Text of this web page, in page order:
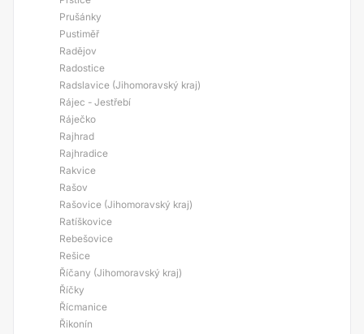
Prušánky
Pustiměř
Radějov
Radostice
Radslavice (Jihomoravský kraj)
Rájec - Jestřebí
Ráječko
Rajhrad
Rajhradice
Rakvice
Rašov
Rašovice (Jihomoravský kraj)
Ratíškovice
Rebešovice
Rešice
Říčany (Jihomoravský kraj)
Říčky
Řícmanice
Řikonín